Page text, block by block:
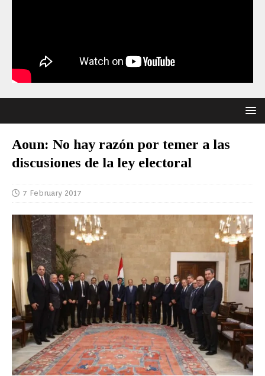
Aoun: No hay razón por temer a las
discusiones de la ley electoral
7 February 2017